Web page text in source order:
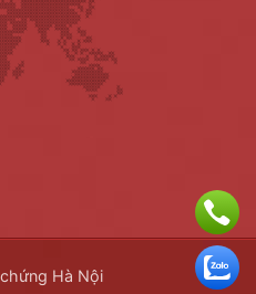
Hà Nội